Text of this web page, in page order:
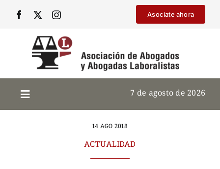
Asociate ahora
7 de agosto de 2026
14 AGO 2018
ACTUALIDAD